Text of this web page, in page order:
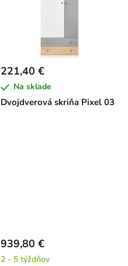
Dvojdverová skriňa Pixel 03
221,40 €
Na sklade
939,80 €
2 - 5 týždňov